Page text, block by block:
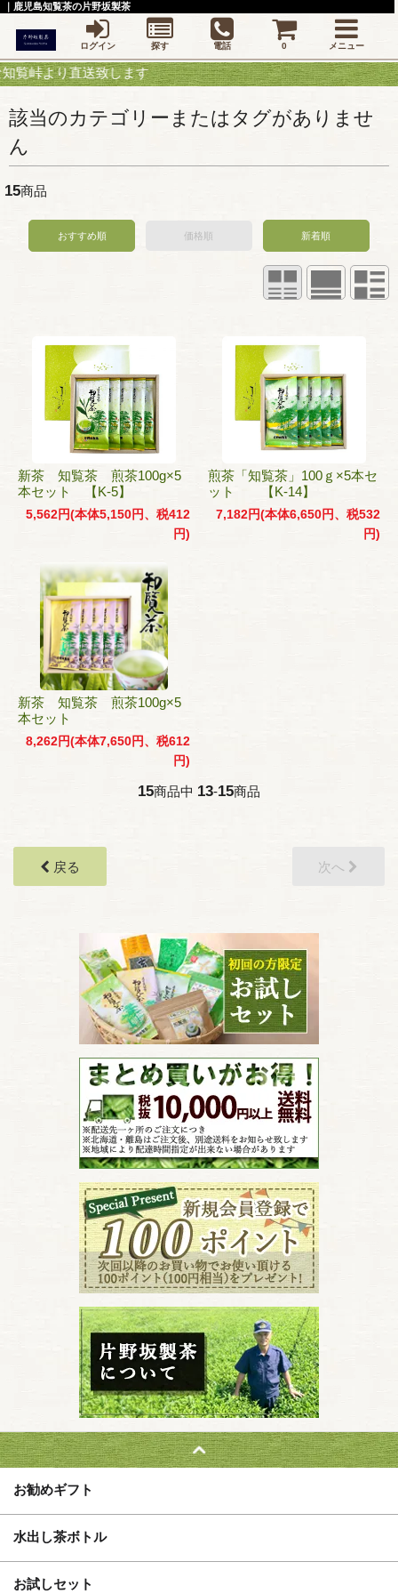
より直送致します
該当のカテゴリーまたはタグがありませ
ん
15商品
おすすめ順 価格順 新着順
新茶 知覧茶 煎茶100g×5
本セット 【K-5】
5,562円(本体5,150円、税412
円)
煎茶「知覧茶」100ｇ×5本セ
ット 【K-14】
7,182円(本体6,650円、税532
円)
新茶 知覧茶 煎茶100g×5
本セット
8,262円(本体7,650円、税612
円)
15商品中 13-15商品
戻る 次へ
お勧めギフト
水出し茶ボトル
お試しセット
｜鹿児島知覧茶の片野坂製茶
ログイン 探す 電話 0 メニュー